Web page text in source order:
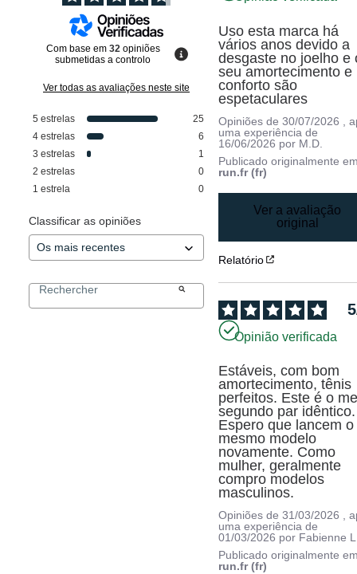
Com base em 32 opiniões
submetidas a controlo
Ver todas as avaliações neste site
5 estrelas
25
4 estrelas
6
3 estrelas
1
2 estrelas
0
1 estrela 0
Classificar as opiniões
Uso esta marca há
vários anos devido a
desgaste no joelho e
seu amortecimento e
conforto são
espetaculares
Opiniões de30/07/2026
,
uma experiência de
16/06/2026 por M.D.
Publicado originalmente
run.fr (fr)
Ver a avaliação
original
Relatório
5
Opinião verificada
Estáveis, com bom
amortecimento, tênis
perfeitos. Este é o
segundo par idêntico.
Espero que lancem o
mesmo modelo
novamente. Como
mulher, geralmente
compro modelos
masculinos.
Opiniões de31/03/2026
,
uma experiência de
01/03/2026 por Fabienne
Publicado originalmente
run.fr (fr)